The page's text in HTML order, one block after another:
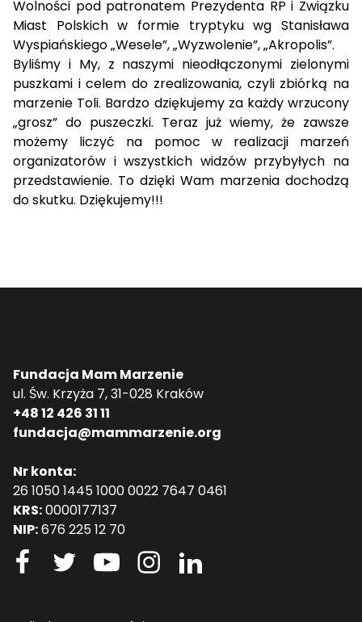
Wolności pod patronatem Prezydenta RP i Związku
Miast Polskich w formie tryptyku wg Stanisława
Wyspiańskiego „Wesele”, „Wyzwolenie”, „Akropolis”.
Byliśmy i My, z naszymi nieodłączonymi zielonymi
puszkami i celem do zrealizowania, czyli zbiórką na
marzenie Toli. Bardzo dziękujemy za każdy wrzucony
„grosz” do puszeczki. Teraz już wiemy, że zawsze
możemy liczyć na pomoc w realizacji marzeń
organizatorów i wszystkich widzów przybyłych na
przedstawienie. To dzięki Wam marzenia dochodzą
do skutku. Dziękujemy!!!
Fundacja Mam Marzenie
ul. Św. Krzyża 7, 31-028 Kraków
+48 12 426 31 11
fundacja@mammarzenie.org
Nr konta:
26 1050 1445 1000 0022 7647 0461
KRS:0000177137
NIP:676 225 12 70